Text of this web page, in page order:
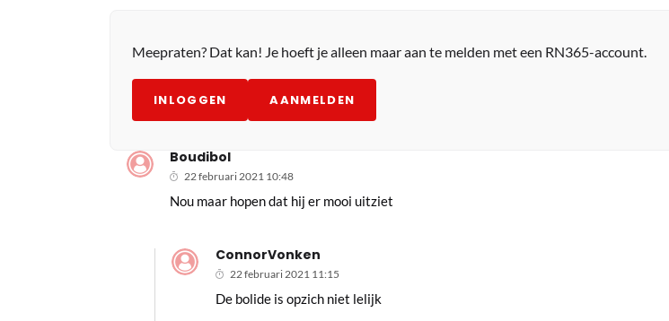
Meepraten? Dat kan! Je hoeft je alleen maar aan te melden met een RN365-account.
INLOGGEN AANMELDEN
Boudibol
22 februari 2021 10:48
Nou maar hopen dat hij er mooi uitziet
ConnorVonken
22 februari 2021 11:15
De bolide is opzich niet lelijk